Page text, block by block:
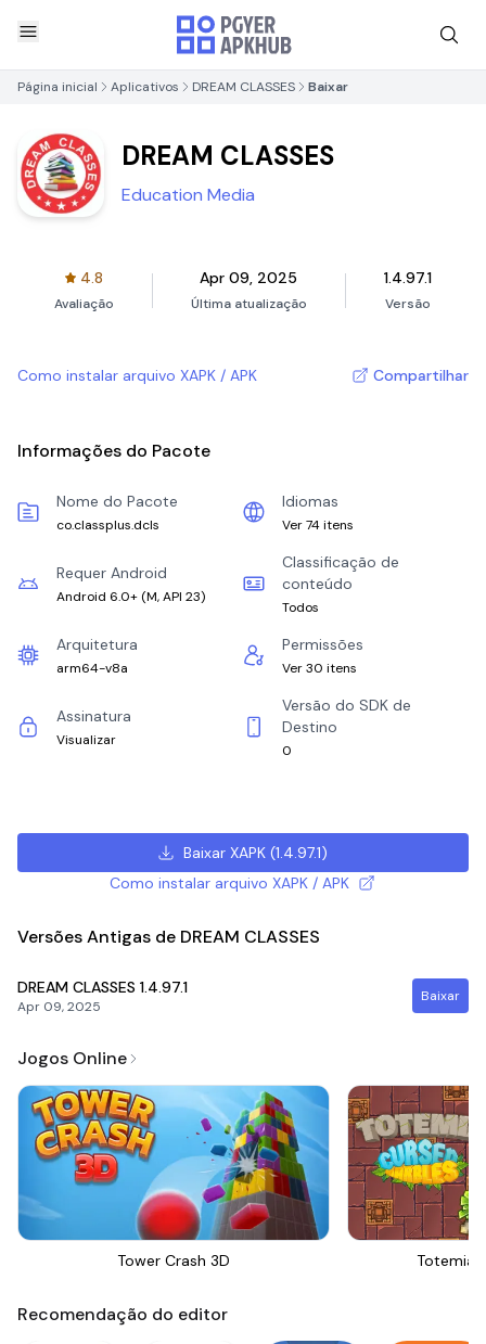
Página inicial Aplicativos DREAM CLASSES Baixar
DREAM CLASSES
Education Media
4.8
Avaliação
Apr 09, 2025
Última atualização
1.4.97.1
Versão
Como instalar arquivo XAPK / APK Compartilhar
Informações do Pacote
Nome do Pacote
co.classplus.dcls
Idiomas
Ver 74 itens
Requer Android
Android 6.0+ (M, API 23)
Classificação de
conteúdo
Todos
Arquitetura
arm64-v8a
Permissões
Ver 30 itens
Assinatura
Visualizar
Versão do SDK de
Destino
0
Baixar XAPK (1.4.97.1)
Como instalar arquivo XAPK / APK
Versões Antigas de DREAM CLASSES
DREAM CLASSES 1.4.97.1
Apr 09, 2025
Baixar
Jogos Online
Tower Crash 3D Totemia
Recomendação do editor